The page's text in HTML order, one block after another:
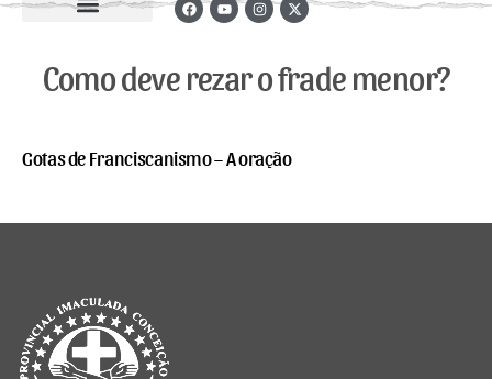
Como deve rezar o frade menor?
Gotas de Franciscanismo – A oração